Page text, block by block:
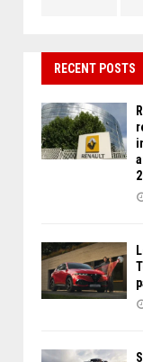
RECENT POSTS